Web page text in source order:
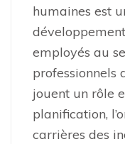
humaines est
employés au
professionnels
jouent un rôle
planification,
carrières des